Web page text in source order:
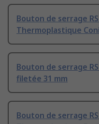
Bouton de serrage
Thermoplastique
Bouton de serrage
filetée 31 mm
Bouton de serrage